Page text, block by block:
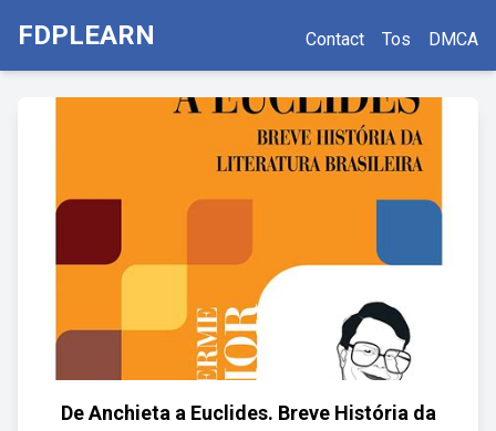
FDPLEARN Contact Tos DMCA
De Anchieta a Euclides. Breve História da